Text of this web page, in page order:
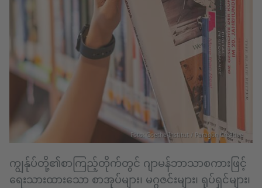
ကျွန်ုပ်တို့၏စာကြည့်တိုက်တွင် ဂျာမန်ဘာသာစကားဖြင့်
ရေးသားထားသော စာအုပ်များ၊ မဂ္ဂဇင်းများ၊ ရုပ်ရှင်များ၊
Foto: Goethe-Institut / Paragon Cre8tive